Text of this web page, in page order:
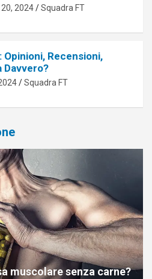
2024 Squadra FT
Opinioni, Recensioni,
Davvero?
Squadra FT
muscolare senza carne?